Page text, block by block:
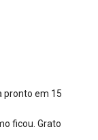
pronto em 15
ficou. Grato